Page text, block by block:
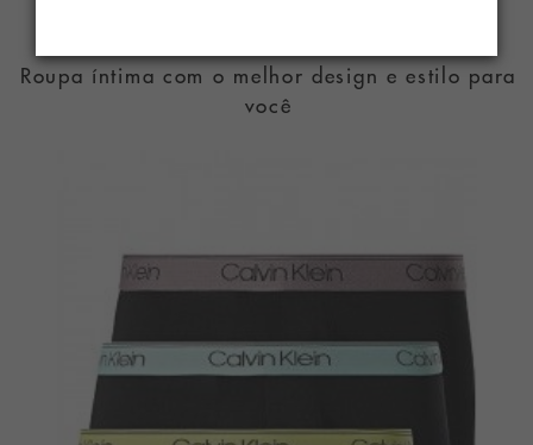
Roupa íntima com o melhor design e estilo para
você